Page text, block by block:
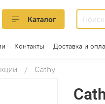
Каталог
Контакты Доставка и
Cathy